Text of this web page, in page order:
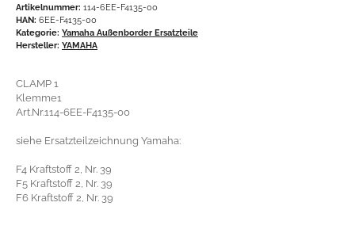
Artikelnummer: 114-6EE-F4135-00
HAN: 6EE-F4135-00
Kategorie: Yamaha Außenborder Ersatzteile
Hersteller: YAMAHA
CLAMP 1
Klemme1
Art.Nr.114-6EE-F4135-00
siehe Ersatzteilzeichnung Yamaha:
F4 Kraftstoff 2, Nr. 39
F5 Kraftstoff 2, Nr. 39
F6 Kraftstoff 2, Nr. 39